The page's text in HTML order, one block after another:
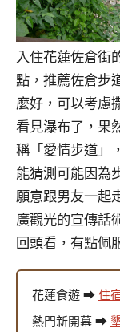
入住花蓮佐倉街
點，推薦佐倉步
麼好，可以考慮
看見瀑布了，果
稱「愛情步道」
能猜測可能因為
願意跟男友一起
廣觀光的宣傳話
回頭看，有點佩
花蓮食遊 ➡ 住
熱門新開幕 ➡